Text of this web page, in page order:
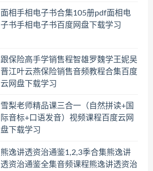
面相手相电子书合集105册pdf面相电
子书手相电子书百度网盘下载学习
跟保险高手学销售程智雄罗魏学王妮吴
晋江叶云燕保险销售音频教程合集百度
云网盘下载学习
雪梨老师精品课三合一（自然拼读+国
际音标+口语发音）视频课程百度云网
盘下载学习
熊逸讲透资治通鉴1,2,3季合集熊逸讲
透资治通鉴全集音频课程熊逸讲透资治